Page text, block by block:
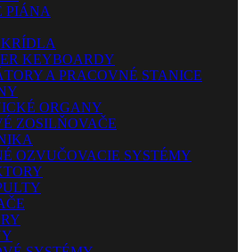
PIÁNA
KEYBOARDY
A PRACOVNÉ STANICE
ORGANY
ZOSILŇOVAČE
OZVUČOVACIE SYSTÉMY